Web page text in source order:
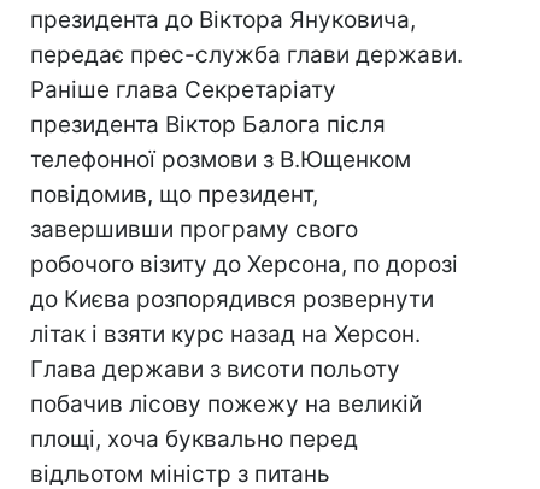
президента до Віктора Януковича,
передає прес-служба глави держави.
Раніше глава Секретаріату
президента Віктор Балога після
телефонної розмови з В.Ющенком
повідомив, що президент,
завершивши програму свого
робочого візиту до Херсона, по дорозі
до Києва розпорядився розвернути
літак і взяти курс назад на Херсон.
Глава держави з висоти польоту
побачив лісову пожежу на великій
площі, хоча буквально перед
відльотом міністр з питань